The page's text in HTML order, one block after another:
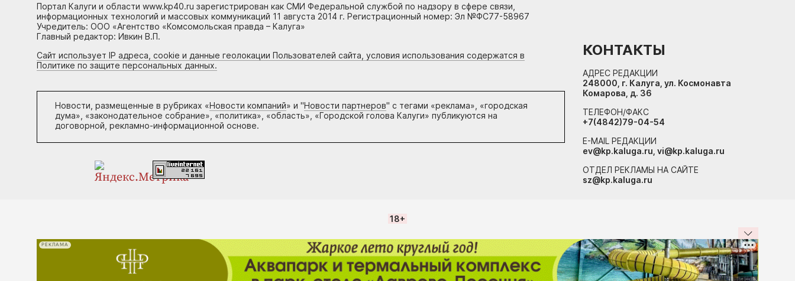
В Калуге готовятся съемки нового
11:34 20.07
1 4682
в Калужской области
10:40 16.07
1 4344
Портал Калуги и области www.kp40.ru зарегистрирован как СМИ Федеральной службой по надзору в сфере связи,
информационных технологий и массовых коммуникаций 11 августа 2014 г. Регистрационный номер: Эл №ФС77-58967
Учредитель: ООО «Агентство «Комсомольская правда – Калуга»
Главный редактор: Ивкин В.П.
Сайт использует IP адреса, cookie и данные геолокации Пользователей сайта, условия использования содержатся в
Политике по защите персональных данных.
Новости, размещенные в рубриках «Новости компаний» и "Новости партнеров" с тегами «реклама», «городская
дума», «законодательное собрание», «политика», «область», «Городской голова Калуги» публикуются на
договорной, рекламно-информационной основе.
КОНТАКТЫ
АДРЕС РЕДАКЦИИ
248000, г. Калуга, ул. Космонавта
Комарова, д. 36
ТЕЛЕФОН/ФАКС
+7(4842)79-04-54
E-MAIL РЕДАКЦИИ
ev@kp.kaluga.ru, vi@kp.kaluga.ru
ОТДЕЛ РЕКЛАМЫ НА САЙТЕ
sz@kp.kaluga.ru
18+
РЕКЛАМА